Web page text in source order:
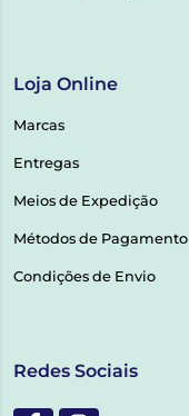
Loja Online
Marcas
Entregas
Meios de Expedição
Métodos de Pagamento
Condições de Envio
Redes Sociais